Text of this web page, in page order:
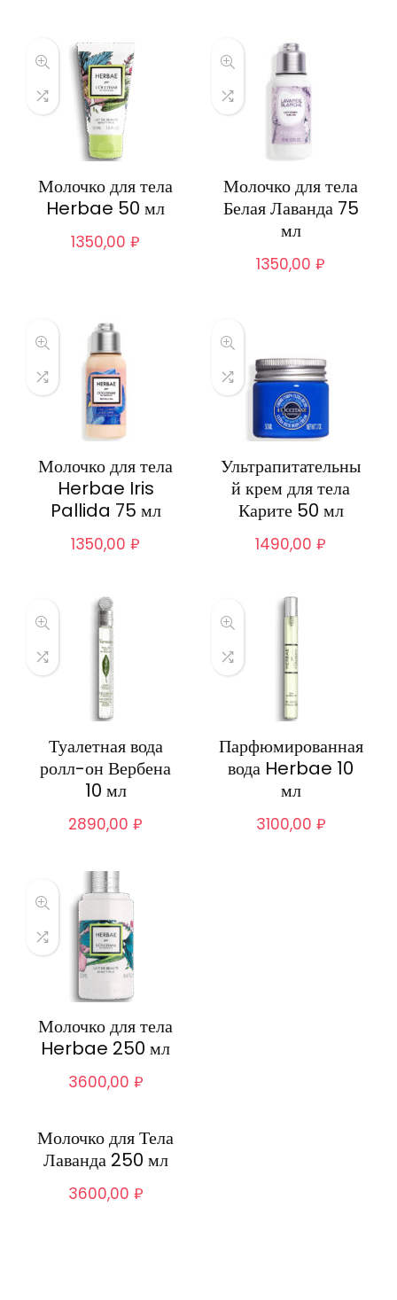
Молочко для тела
Herbae 50 мл
1350,00₽
Молочко для тела
Белая Лаванда 75
мл
1350,00₽
Молочко для тела
Herbae Iris
Pallida 75 мл
1350,00₽
Ультрапитательны
й крем для тела
Карите 50 мл
1490,00₽
Туалетная вода
ролл-он Вербена
10 мл
2890,00₽
Парфюмированная
вода Herbae 10
мл
3100,00 ₽
Молочко для тела
Herbae 250 мл
3600,00 ₽
Молочко для Тела
Лаванда 250 мл
3600,00 ₽